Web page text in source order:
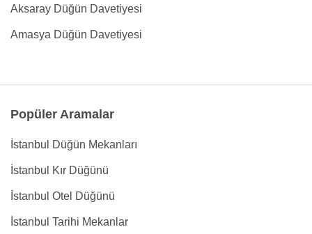
Aksaray Düğün Davetiyesi
Amasya Düğün Davetiyesi
Popüler Aramalar
İstanbul Düğün Mekanları
İstanbul Kır Düğünü
İstanbul Otel Düğünü
İstanbul Tarihi Mekanlar